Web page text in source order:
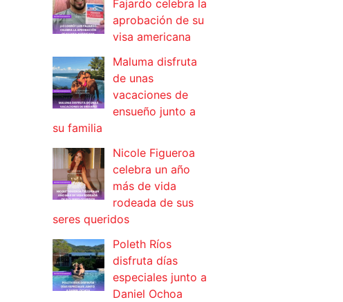
Fajardo celebra la
aprobación de su
visa americana
Maluma disfruta
de unas
vacaciones de
ensueño junto a
su familia
Nicole Figueroa
celebra un año
más de vida
rodeada de sus
seres queridos
Poleth Ríos
disfruta días
especiales junto a
Daniel Ochoa